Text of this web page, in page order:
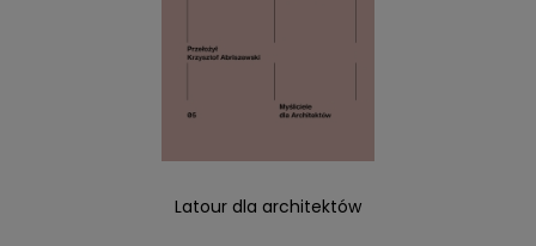
Latour dla architektów